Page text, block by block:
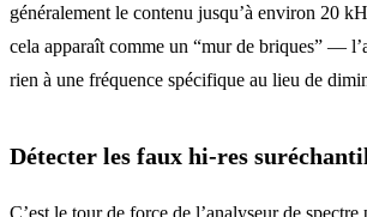
généralement le contenu jusqu’à environ 20
cela apparaît comme un “mur de briques” —
rien à une fréquence spécifique au lieu de
Détecter les faux hi-res
C’est le tour de force de l’analyseur de